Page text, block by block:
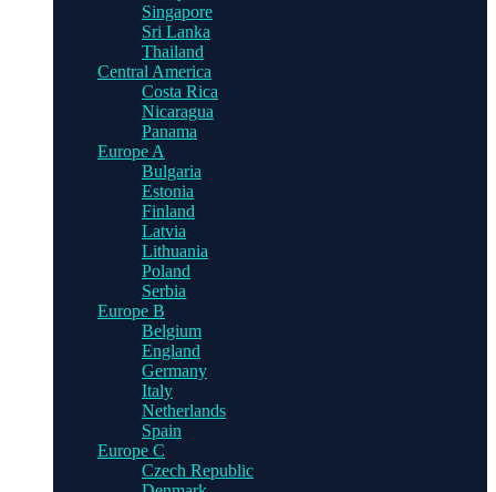
Singapore
Sri Lanka
Thailand
Central America
Costa Rica
Nicaragua
Panama
Europe A
Bulgaria
Estonia
Finland
Latvia
Lithuania
Poland
Serbia
Europe B
Belgium
England
Germany
Italy
Netherlands
Spain
Europe C
Czech Republic